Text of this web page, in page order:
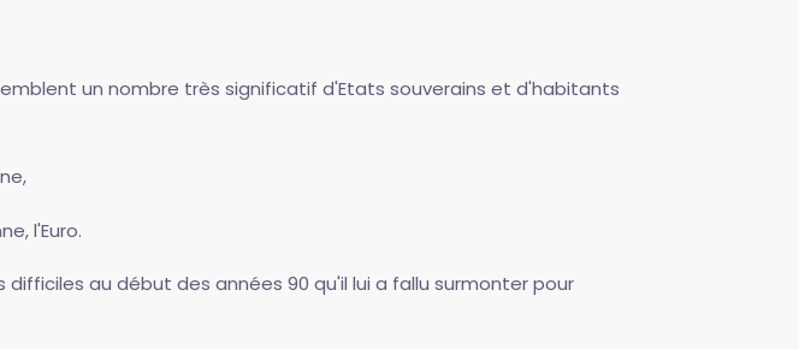
un nombre très significatif d'Etats souverains et d'habitants
l'Euro.
au début des années 90 qu'il lui a fallu surmonter pour